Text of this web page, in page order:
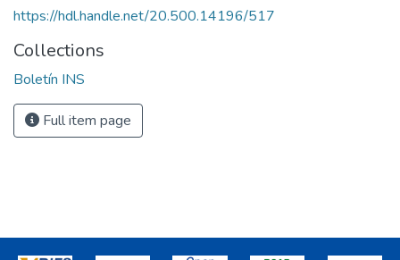
https://hdl.handle.net/20.500.14196/517
Collections
Boletín INS
Full item page